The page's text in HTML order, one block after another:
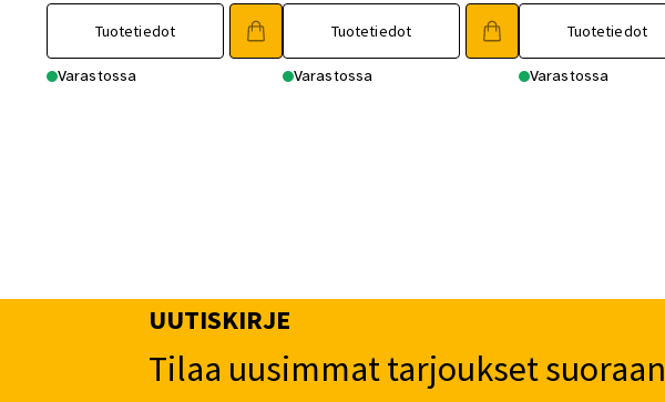
Tuotetiedot
Varastossa
Tuotetiedot
Varastossa
Tuotetiedot
Varastossa
UUTISKIRJE
Tilaa uusimmat tarjoukset suoraan